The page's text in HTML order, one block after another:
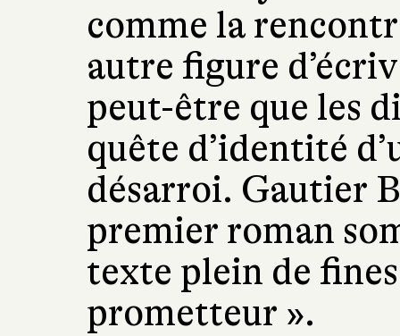
comme la
autre figure
peut-être que les
quête d’identité
désarroi. Gautier
premier roman
texte plein de
prometteur ».